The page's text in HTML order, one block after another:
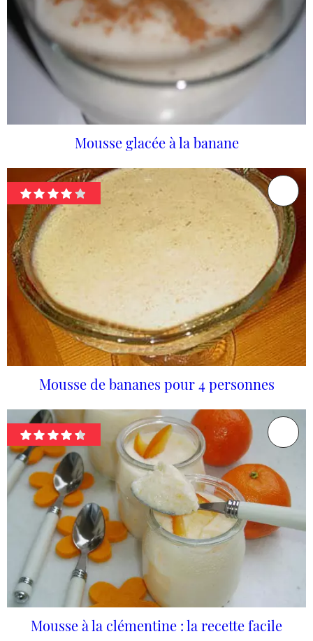
Mousse glacée à la banane
Mousse de bananes pour 4 personnes
Mousse à la clémentine : la recette facile